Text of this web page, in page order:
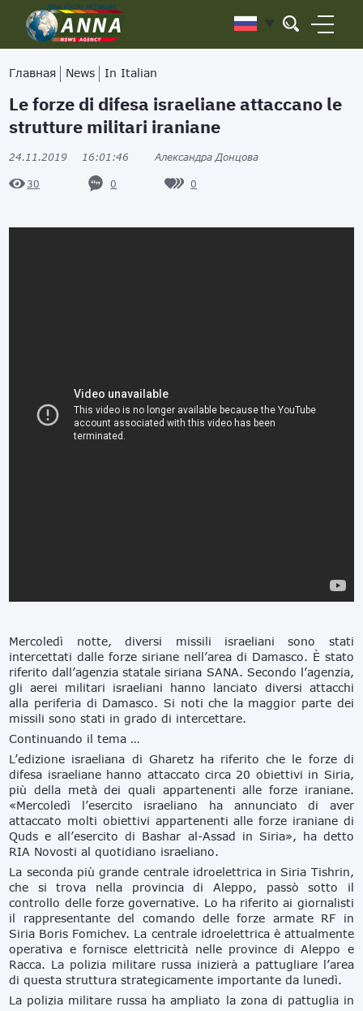
Главная News In Italian
Le forze di difesa israeliane attaccano le
strutture militari iraniane
24.11.2019 16:01:46 Александра Донцова
30 0 0
Mercoledì notte, diversi missili israeliani sono stati
intercettati dalle forze siriane nell’area di Damasco. È stato
riferito dall’agenzia statale siriana SANA. Secondo l’agenzia,
gli aerei militari israeliani hanno lanciato diversi attacchi
alla periferia di Damasco. Si noti che la maggior parte dei
missili sono stati in grado di intercettare.
Continuando il tema …
L’edizione israeliana di Gharetz ha riferito che le forze di
difesa israeliane hanno attaccato circa 20 obiettivi in ​​Siria,
più della metà dei quali appartenenti alle forze iraniane.
«Mercoledì l’esercito israeliano ha annunciato di aver
attaccato molti obiettivi appartenenti alle forze iraniane di
Quds e all’esercito di Bashar al-Assad in Siria», ha detto
RIA Novosti al quotidiano israeliano.
La seconda più grande centrale idroelettrica in Siria Tishrin,
che si trova nella provincia di Aleppo, passò sotto il
controllo delle forze governative. Lo ha riferito ai giornalisti
il ​​rappresentante del comando delle forze armate RF in
Siria Boris Fomichev. La centrale idroelettrica è attualmente
operativa e fornisce elettricità nelle province di Aleppo e
Racca. La polizia militare russa inizierà a pattugliare l’area
di questa struttura strategicamente importante da lunedì.
La polizia militare russa ha ampliato la zona di pattuglia in